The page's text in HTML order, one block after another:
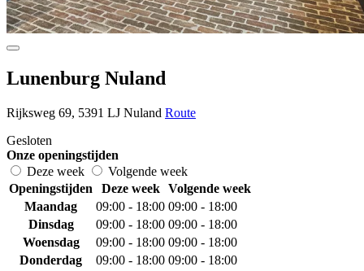
Lunenburg Nuland
Rijksweg 69, 5391 LJ Nuland Route
Gesloten
Onze openingstijden
Deze week
Volgende week
Openingstijden
Deze week
Volgende week
Maandag
09:00 - 18:00 09:00 - 18:00
Dinsdag
09:00 - 18:00 09:00 - 18:00
Woensdag
09:00 - 18:00 09:00 - 18:00
Donderdag
09:00 - 18:00 09:00 - 18:00